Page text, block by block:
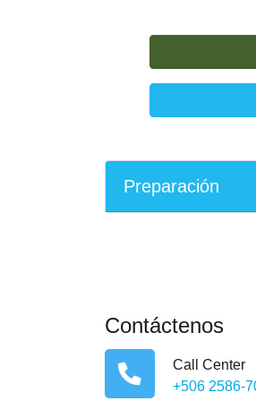
Preparación
Contáctenos
Call Center
+506 2586-